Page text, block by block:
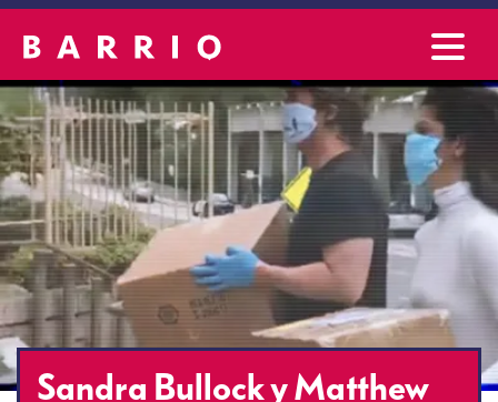
Sandra Bullock y Matthew